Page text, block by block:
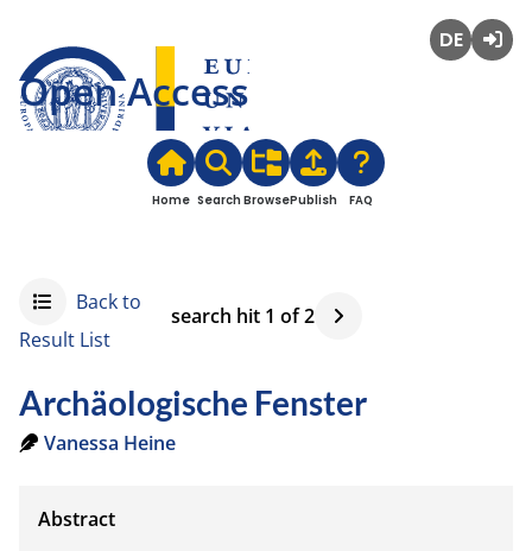
Open Access
Home Search BrowsePublish FAQ
search hit 1 of2
Back to
Result List
Archäologische Fenster
Vanessa Heine